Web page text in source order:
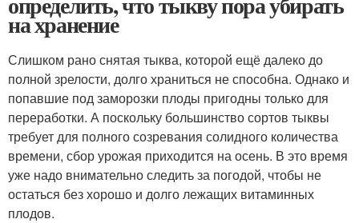
на хранение
Слишком рано снятая тыква, которой ещё далеко до
полной зрелости, долго храниться не способна. Однако и
попавшие под заморозки плоды пригодны только для
переработки. А поскольку большинство сортов тыквы
требует для полного созревания солидного количества
времени, сбор урожая приходится на осень. В это время
уже надо внимательно следить за погодой, чтобы не
остаться без хорошо и долго лежащих витаминных
плодов.